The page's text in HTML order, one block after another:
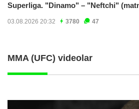
Superliga. "Dinamo" – "Neftchi"
03.08.2026 20:32 3780 47
MMA (UFC) videolar